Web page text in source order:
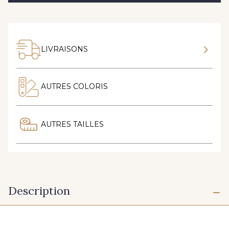
LIVRAISONS
AUTRES COLORIS
AUTRES TAILLES
Description